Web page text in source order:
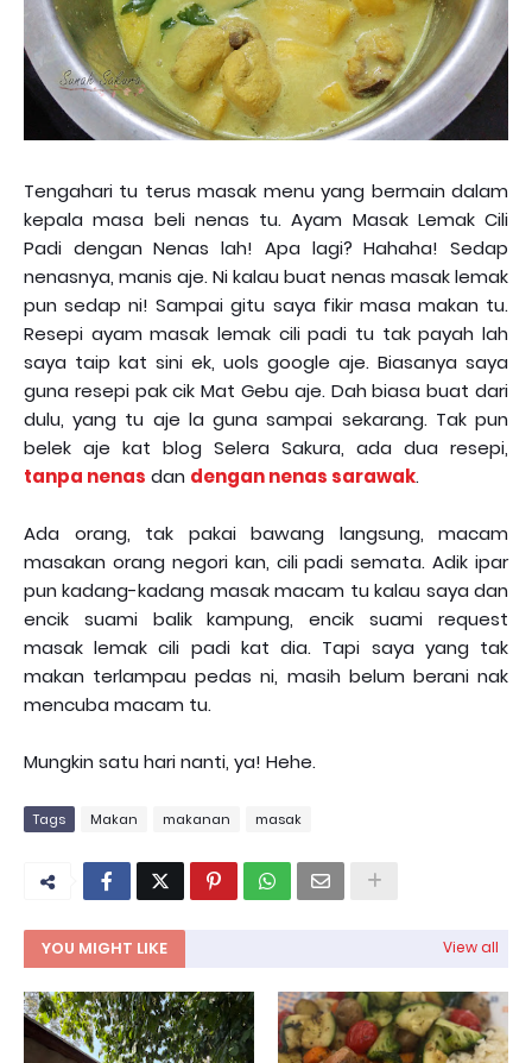
Tengahari tu terus masak menu yang bermain dalam
kepala masa beli nenas tu. Ayam Masak Lemak Cili
Padi dengan Nenas lah! Apa lagi? Hahaha! Sedap
nenasnya, manis aje. Ni kalau buat nenas masak lemak
pun sedap ni! Sampai gitu saya fikir masa makan tu.
Resepi ayam masak lemak cili padi tu tak payah lah
saya taip kat sini ek, uols google aje. Biasanya saya
guna resepi pak cik Mat Gebu aje. Dah biasa buat dari
dulu, yang tu aje la guna sampai sekarang. Tak pun
belek aje kat blog Selera Sakura, ada dua resepi,
tanpa nenas dan dengan nenas sarawak.
Ada orang, tak pakai bawang langsung, macam
masakan orang negori kan, cili padi semata. Adik ipar
pun kadang-kadang masak macam tu kalau saya dan
encik suami balik kampung, encik suami request
masak lemak cili padi kat dia. Tapi saya yang tak
makan terlampau pedas ni, masih belum berani nak
mencuba macam tu.
Mungkin satu hari nanti, ya! Hehe.
Tags Makan makanan masak
YOU MIGHT LIKE View all